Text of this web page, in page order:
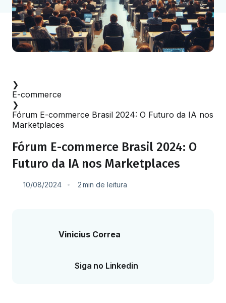
❯
E-commerce
❯
Fórum E-commerce Brasil 2024: O Futuro da IA nos
Marketplaces
Fórum E-commerce Brasil 2024: O
Futuro da IA nos Marketplaces
10/08/2024 2min de leitura
Vinicius Correa
Siga no Linkedin